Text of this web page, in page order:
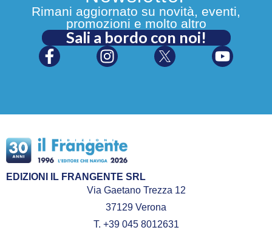
Rimani aggiornato su novità, eventi,
promozioni e molto altro
Sali a bordo con noi!
EDIZIONI IL FRANGENTE SRL
Via Gaetano Trezza 12
37129 Verona
T. +39 045 8012631